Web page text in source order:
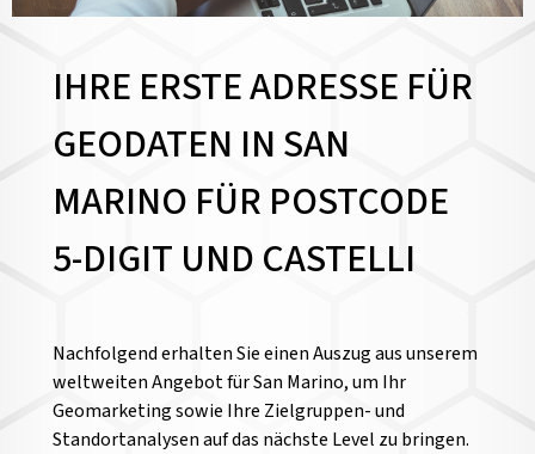
IHRE ERSTE ADRESSE FÜR
GEODATEN IN SAN
MARINO FÜR POSTCODE
5-DIGIT UND CASTELLI
Nachfolgend erhalten Sie einen Auszug aus unserem
weltweiten Angebot für San Marino, um Ihr
Geomarketing sowie Ihre Zielgruppen- und
Standortanalysen auf das nächste Level zu bringen.